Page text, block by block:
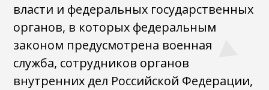
власти и федеральных государственных
органов, в которых федеральным
законом предусмотрена военная
служба, сотрудников органов
внутренних дел Российской Федерации,